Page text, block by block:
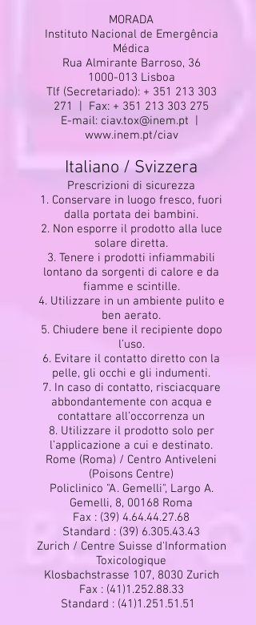
MORADA
Instituto Nacional de Emergência
Médica
Rua Almirante Barroso, 36
1000-013 Lisboa
Tlf (Secretariado): + 351 213 303
271
| Fax: + 351 213 303 275
E-mail: ciav.tox@inem.pt
www.inem.pt/ciav
Italiano / Svizzera
Prescrizioni di sicurezza
1. Conservare in luogo fresco, fuori
dalla portata dei bambini.
2. Non esporre il prodotto alla luce
solare diretta.
3. Tenere i prodotti infiammabili
lontano da sorgenti di calore e da
fiamme e scintille.
4. Utilizzare in un ambiente pulito e
ben aerato.
5. Chiudere bene il recipiente dopo
l’uso.
6. Evitare il contatto diretto con la
pelle, gli occhi e gli indumenti.
7. In caso di contatto, risciacquare
abbondantemente con acqua e
contattare all’occorrenza un
8. Utilizzare il prodotto solo per
l’applicazione a cui e destinato.
Rome (Roma) / Centro Antiveleni
(Poisons Centre)
Policlinico "A. Gemelli", Largo A.
Gemelli, 8, 00168 Roma
Fax : (39) 4.64.44.27.68
Standard : (39) 6.305.43.43
Zurich / Centre Suisse d'Information
Toxicologique
Klosbachstrasse 107, 8030 Zurich
Fax : (41)1.252.88.33
Standard : (41)1.251.51.51